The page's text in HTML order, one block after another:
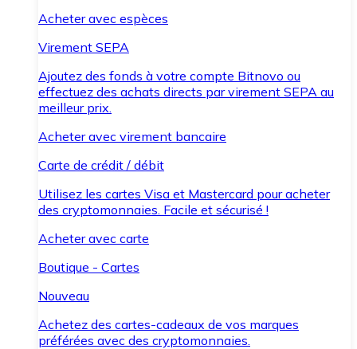
Acheter avec espèces
Virement SEPA
Ajoutez des fonds à votre compte Bitnovo ou
effectuez des achats directs par virement SEPA au
meilleur prix.
Acheter avec virement bancaire
Carte de crédit / débit
Utilisez les cartes Visa et Mastercard pour acheter
des cryptomonnaies. Facile et sécurisé !
Acheter avec carte
Boutique - Cartes
Nouveau
Achetez des cartes-cadeaux de vos marques
préférées avec des cryptomonnaies.